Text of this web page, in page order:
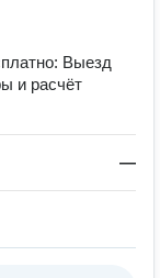
Выезд
и расчёт
—